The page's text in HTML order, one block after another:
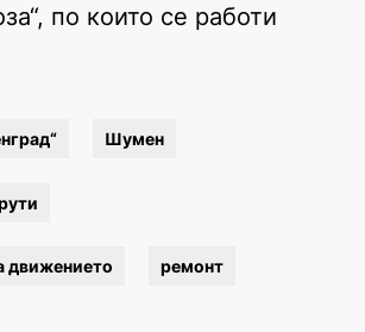
по които се работи
Шумен
движението ремонт